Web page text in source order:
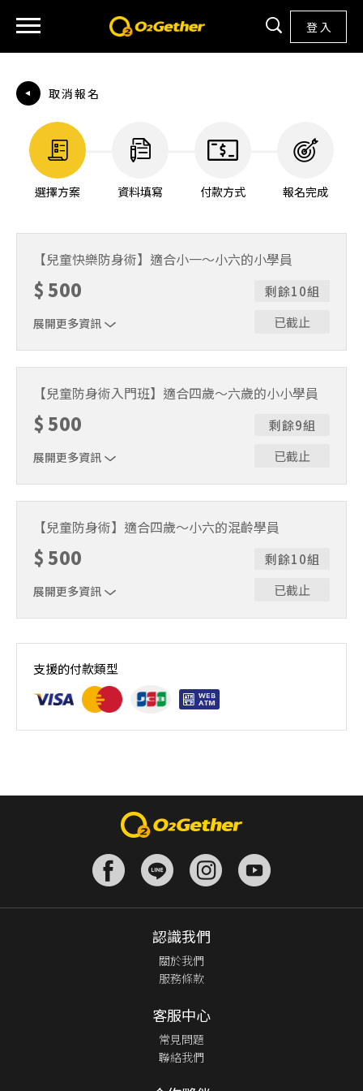
登 入
取消報名
選擇方案 資料填寫 付款方式 報名完成
【兒童快樂防身術】適合小一～小六的小學員
$500
展開更多資訊
剩餘10組
已截止
【兒童防身術入門班】適合四歲～六歲的小小學員
$500
展開更多資訊
剩餘9組
已截止
【兒童防身術】適合四歲～小六的混齡學員
$500
展開更多資訊
剩餘10組
已截止
每週三18:00-19:15開課
支援的付款類型
認識我們
關於我們
服務條款
客服中心
常見問題
聯絡我們